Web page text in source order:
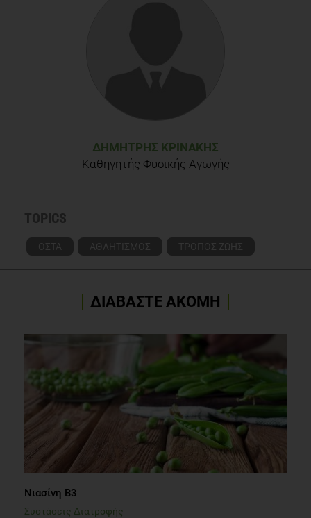
ΔΗΜΉΤΡΗΣ ΚΡΙΝΆΚΗΣ
Καθηγητής Φυσικής Αγωγής
TOPICS
ΟΣΤΑ ΑΘΛΗΤΙΣΜΟΣ ΤΡΟΠΟΣ ΖΩΗΣ
ΔΙΑΒΑΣΤΕ ΑΚΟΜΗ
Νιασίνη Β3
Συστάσεις Διατροφής